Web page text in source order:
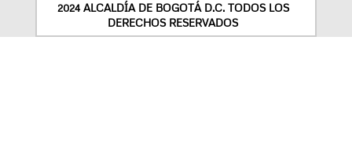
2024 ALCALDÍA DE BOGOTÁ D.C. TODOS LOS
DERECHOS RESERVADOS